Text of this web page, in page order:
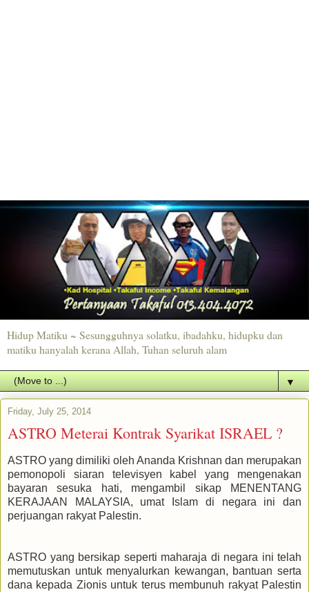
Hidup Matiku ~ Sesungguhnya solatku, ibadahku, hidupku dan
matiku hanyalah kerana Allah, Tuhan seluruh alam
▼
Friday, July 25, 2014
ASTRO Meterai Kontrak Syarikat ISRAEL ?
ASTRO yang dimiliki oleh Ananda Krishnan dan merupakan
pemonopoli siaran televisyen kabel yang mengenakan
bayaran sesuka hati, mengambil sikap MENENTANG
KERAJAAN MALAYSIA, umat Islam di negara ini dan
perjuangan rakyat Palestin.
ASTRO yang bersikap seperti maharaja di negara ini telah
memutuskan untuk menyalurkan kewangan, bantuan serta
dana kepada Zionis untuk terus membunuh rakyat Palestin